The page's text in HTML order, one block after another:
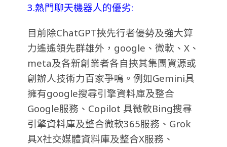
3.熱門聊天機器人的優劣:
目前除ChatGPT挾先行者優勢及強大算
力遙遙領先群雄外，google、微軟、X、
meta及各新創業者各自挾其集團資源或
創辦人技術力百家爭鳴。例如Gemini具
擁有google搜尋引擎資料庫及整合
Google服務、Copilot 具微軟Bing搜尋
引擎資料庫及整合微軟365服務、Grok
具X社交媒體資料庫及整合X服務、